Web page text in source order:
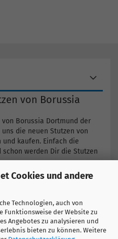
Cookies und andere
Technologien, auch von
der Website zu
Angebotes zu analysieren und
bieten zu können. Weitere
von Borussia
Borussia Dortmund der
die neuen Stutzen von
kaufen. Einfach die
werden Dir die Stutzen